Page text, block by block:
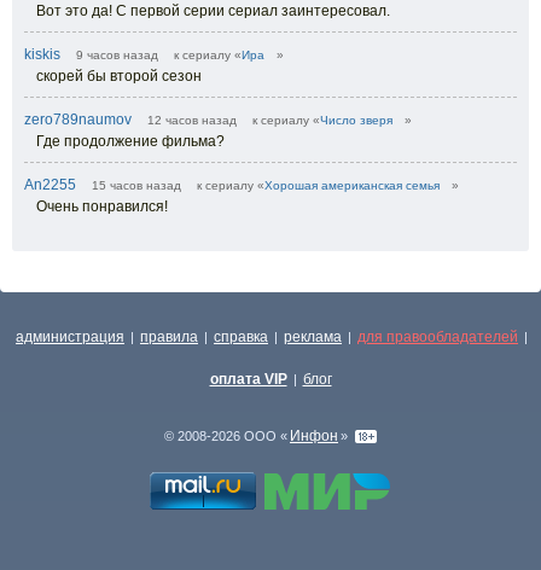
Вот это да! С первой серии сериал заинтересовал.
kiskis 9 часов назад к сериалу «Ира »
скорей бы второй сезон
zero789naumov 12 часов назад к сериалу «Число зверя »
Где продолжение фильма?
An2255 15 часов назад к сериалу «Хорошая американская семья »
Очень понравился!
администрация | правила | справка | реклама | для правообладателей |
оплата VIP | блог
© 2008-2026 ООО « Инфон »